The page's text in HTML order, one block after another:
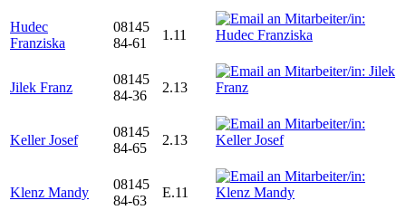
Hudec
Franziska
08145
84-61
1.11
Jilek Franz
08145
84-36
2.13
Keller Josef
08145
84-65
2.13
Klenz Mandy
08145
84-63
E.11